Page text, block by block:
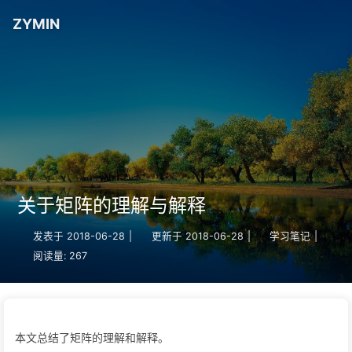
ZYMIN
关于矩阵的理解与解释
发表于 2018-06-28 更新于 2018-06-28 | 学习笔记
阅读量: 267
本文总结了矩阵的理解和解释。